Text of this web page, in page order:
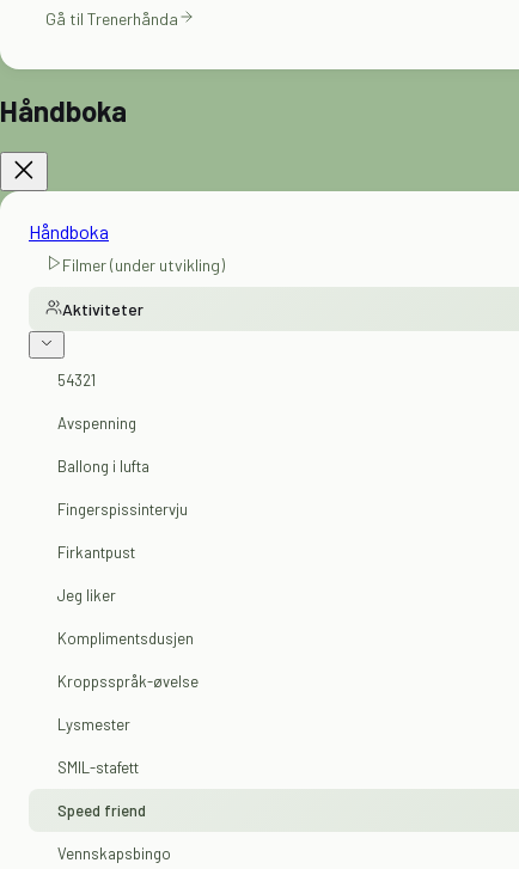
Gå til Trenerhånda
Håndboka
Håndboka
Filmer (under utvikling)
Aktiviteter
54321
Avspenning
Ballong i lufta
Fingerspissintervju
Firkantpust
Jeg liker
Komplimentsdusjen
Kroppsspråk-øvelse
Lysmester
SMIL-stafett
Speed friend
Vennskapsbingo